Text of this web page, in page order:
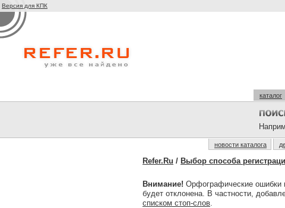
Версия для КПК
каталог
новости каталога
Refer.Ru / Выбор способа
Внимание! Орфографические ошибки
будет отклонена. В частности,
списком стоп-слов